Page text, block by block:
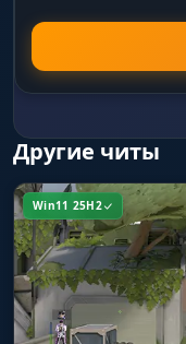
Другие читы
Win11 25H2